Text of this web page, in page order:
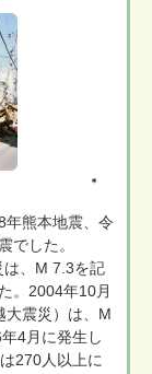
＊
年熊本地震、令
でした。
は、M 7.3を記
。2004年10月
大震災）は、M
4月に発生し
270人以上に